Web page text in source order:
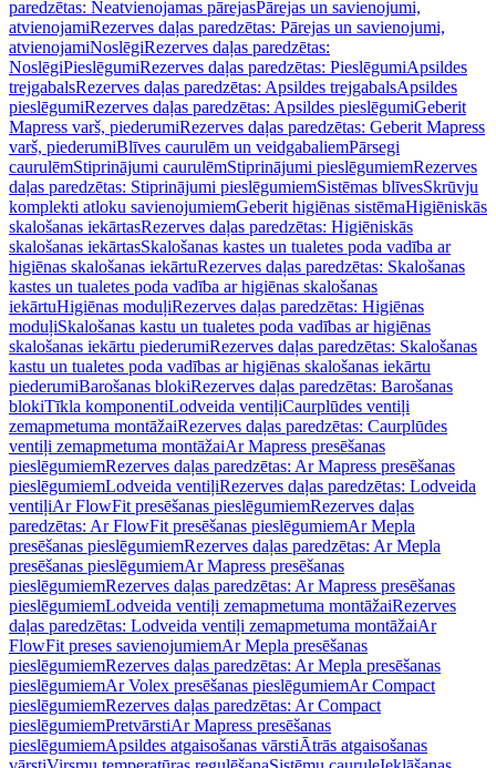
paredzētas: Neatvienojamas pārejasPārejas un savienojumi,
atvienojamiRezerves daļas paredzētas: Pārejas un savienojumi,
atvienojamiNoslēgiRezerves daļas paredzētas:
NoslēgiPieslēgumiRezerves daļas paredzētas: PieslēgumiApsildes
trejgabalsRezerves daļas paredzētas: Apsildes trejgabalsApsildes
pieslēgumiRezerves daļas paredzētas: Apsildes pieslēgumiGeberit
Mapress varš, piederumiRezerves daļas paredzētas: Geberit Mapress
varš, piederumiBlīves caurulēm un veidgabaliemPārsegi
caurulēmStiprinājumi caurulēmStiprinājumi pieslēgumiemRezerves
daļas paredzētas: Stiprinājumi pieslēgumiemSistēmas blīvesSkrūvju
komplekti atloku savienojumiemGeberit higiēnas sistēmaHigiēniskās
skalošanas iekārtasRezerves daļas paredzētas: Higiēniskās
skalošanas iekārtasSkalošanas kastes un tualetes poda vadība ar
higiēnas skalošanas iekārtuRezerves daļas paredzētas: Skalošanas
kastes un tualetes poda vadība ar higiēnas skalošanas
iekārtuHigiēnas moduļiRezerves daļas paredzētas: Higiēnas
moduļiSkalošanas kastu un tualetes poda vadības ar higiēnas
skalošanas iekārtu piederumiRezerves daļas paredzētas: Skalošanas
kastu un tualetes poda vadības ar higiēnas skalošanas iekārtu
piederumiBarošanas blokiRezerves daļas paredzētas: Barošanas
blokiTīkla komponentiLodveida ventiļiCaurplūdes ventiļi
zemapmetuma montāžaiRezerves daļas paredzētas: Caurplūdes
ventiļi zemapmetuma montāžaiAr Mapress presēšanas
pieslēgumiemRezerves daļas paredzētas: Ar Mapress presēšanas
pieslēgumiemLodveida ventiļiRezerves daļas paredzētas: Lodveida
ventiļiAr FlowFit presēšanas pieslēgumiemRezerves daļas
paredzētas: Ar FlowFit presēšanas pieslēgumiemAr Mepla
presēšanas pieslēgumiemRezerves daļas paredzētas: Ar Mepla
presēšanas pieslēgumiemAr Mapress presēšanas
pieslēgumiemRezerves daļas paredzētas: Ar Mapress presēšanas
pieslēgumiemLodveida ventiļi zemapmetuma montāžaiRezerves
daļas paredzētas: Lodveida ventiļi zemapmetuma montāžaiAr
FlowFit preses savienojumiemAr Mepla presēšanas
pieslēgumiemRezerves daļas paredzētas: Ar Mepla presēšanas
pieslēgumiemAr Volex presēšanas pieslēgumiemAr Compact
pieslēgumiemRezerves daļas paredzētas: Ar Compact
pieslēgumiemPretvārstiAr Mapress presēšanas
pieslēgumiemApsildes atgaisošanas vārstiĀtrās atgaisošanas